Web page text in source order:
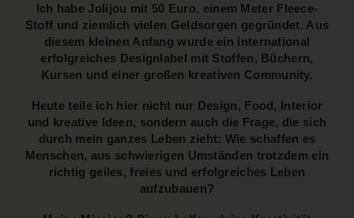
Ich habe Jolijou mit 50 Euro, einem Meter Fleece-
Stoff und ziemlich vielen Geldsorgen gegründet. Aus
diesem kleinen Anfang wurde ein international
erfolgreiches Designlabel mit Stoffen, Büchern,
Kursen und einer großen kreativen Community.
Heute teile ich hier nicht nur Design, Food, Interior
und kreative Ideen, sondern auch die Frage, die sich
durch mein ganzes Leben zieht: Wie schaffen es
Menschen, aus schwierigen Umständen trotzdem ein
richtig geiles, freies und erfolgreiches Leben
aufzubauen?